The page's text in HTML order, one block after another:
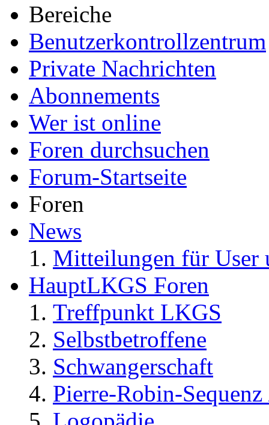
Bereiche
Benutzerkontrollzentrum
Private Nachrichten
Abonnements
Wer ist online
Foren durchsuchen
Forum-Startseite
Foren
News
Mitteilungen für User
HauptLKGS Foren
Treffpunkt LKGS
Selbstbetroffene
Schwangerschaft
Pierre-Robin-